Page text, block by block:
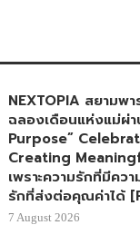
NEXTOPIA สยามพ
ฉลองเดือนแห่งแม่ผ่
Purpose”
Creating
เพราะความรักที่มีคว
รักที่ส่งต่อคุณค่าได้
7 August 2026